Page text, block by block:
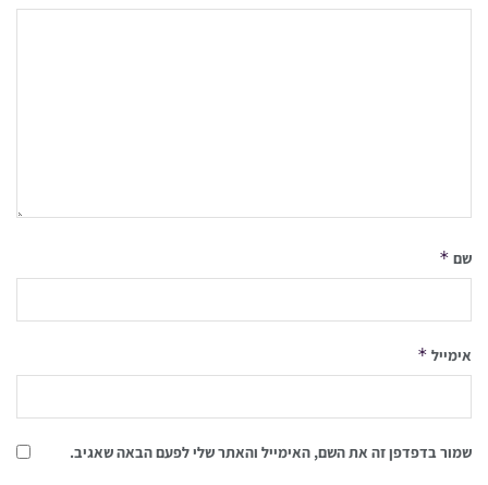
שם *
אימייל *
שמור בדפדפן זה את השם, האימייל והאתר שלי לפעם הבאה שאגיב.